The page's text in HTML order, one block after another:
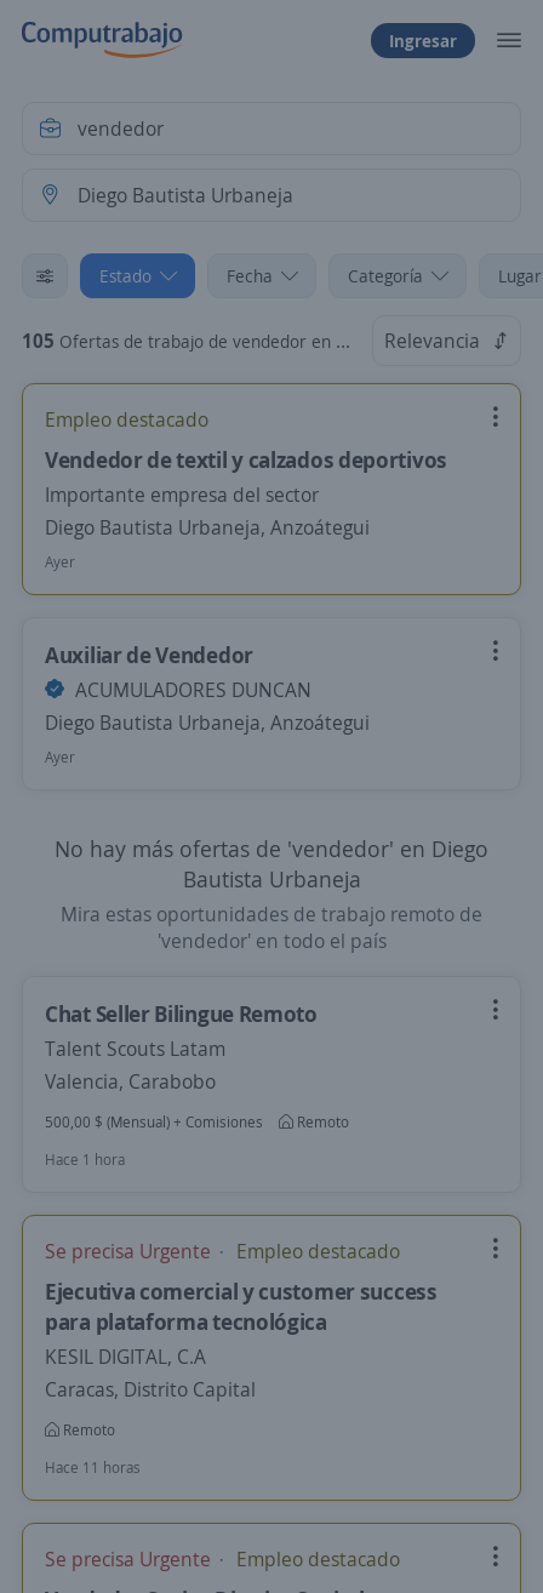
Ingresar
Estado Fecha Categoría
105 Ofertas de trabajo de vendedor en Diego Bautista Urbaneja, Anzoátegui Relevancia
Empleo destacado
Vendedor de textil y calzados deportivos
Importante empresa del sector
Diego Bautista Urbaneja, Anzoátegui
Ayer
Auxiliar de Vendedor
ACUMULADORES DUNCAN
Diego Bautista Urbaneja, Anzoátegui
Ayer
No hay más ofertas de 'vendedor' en Diego
Bautista Urbaneja
Mira estas oportunidades de trabajo remoto de
'vendedor' en todo el país
Chat Seller Bilingue Remoto
Talent Scouts Latam
Valencia, Carabobo
500,00 $ (Mensual) + Comisiones
Remoto
Hace 1 hora
Se precisa Urgente Empleo destacado
Ejecutiva comercial y customer success
para plataforma tecnológica
KESIL DIGITAL, C.A
Caracas, Distrito Capital
Remoto
Hace 11 horas
Se precisa Urgente Empleo destacado